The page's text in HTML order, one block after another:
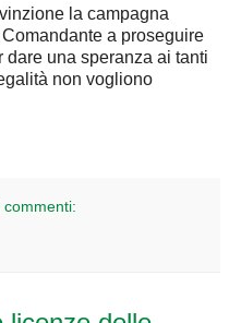
la campagna
a proseguire
dare una speranza ai tanti
non vogliono
commenti: